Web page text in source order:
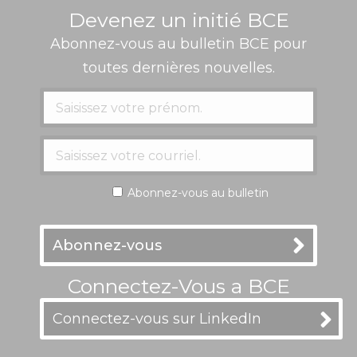
Devenez un initié BCE
Abonnez-vous au bulletin BCE pour
toutes dernières nouvelles.
Abonnez-vous au bulletin
Connectez-Vous a BCE
Connectez-vous sur LinkedIn